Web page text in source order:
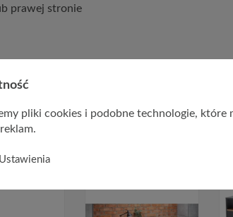
prawej stronie
pliki cookies i podobne technologie, które
Ustawienia